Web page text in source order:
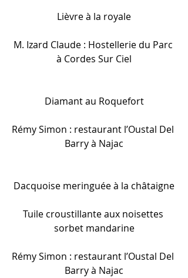
Lièvre à la royale
M. Izard Claude : Hostellerie du Parc
à Cordes Sur Ciel
Diamant au Roquefort
Rémy Simon : restaurant l’Oustal Del
Barry à Najac
Dacquoise meringuée à la châtaigne
Tuile croustillante aux noisettes
sorbet mandarine
Rémy Simon : restaurant l’Oustal Del
Barry à Najac